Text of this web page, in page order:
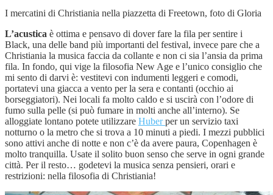
I mercatini di Christiania nella piazzetta di Freetown, foto di Gloria
L’acustica è ottima e pensavo di dover fare la fila per sentire i
Black, una delle band più importanti del festival, invece pare che a
Christiania la musica faccia da collante e non ci sia l’ansia da prima
fila. In fondo, qui vige la filosofia New Age e l’unico consiglio che
mi sento di darvi è: vestitevi con indumenti leggeri e comodi,
portatevi una giacca a vento per la sera e contanti (occhio ai
borseggiatori). Nei locali fa molto caldo e si uscirà con l’odore di
fumo sulla pelle (si può fumare in molti anche all’interno). Se
alloggiate lontano potete utilizzare Huberper un servizio taxi
notturno o la metro che si trova a 10 minuti a piedi. I mezzi pubblici
sono attivi anche di notte e non c’è da avere paura, Copenhagen è
molto tranquilla. Usate il solito buon senso che serve in ogni grande
città. Per il resto… godetevi la musica senza pensieri, orari e
restrizioni: nella filosofia di Christiania!